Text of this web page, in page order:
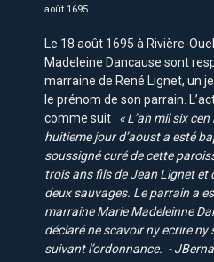
août 1695
Le 18 août 1695 à Rivière-
Madeleine Dancause sont
marraine de René Lignet, un
le prénom de son parrain.
comme suit : « L’an mil six
huitieme jour d’aoust a esté
soussigné curé de cette
trois ans fils de Jean Lignet et
deux sauvages. Le parrain a
marraine Marie Madeleinne
déclaré ne scavoir ny ecrire ny
suivant l’ordonnance. -